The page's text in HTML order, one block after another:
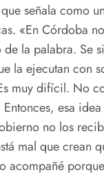
señala como
«En Córdoba
la palabra.
la ejecutan con
muy difícil. No
esa
no los
mal que crean
acompañé